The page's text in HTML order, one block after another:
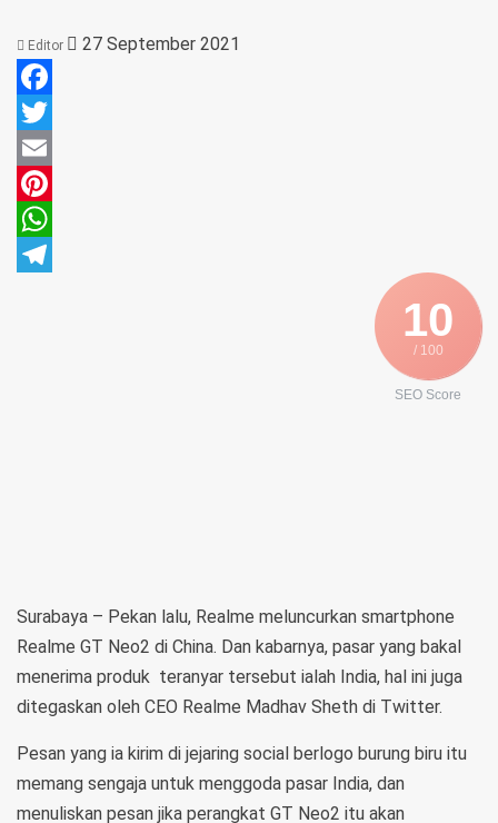
Editor 27 September 2021
Facebook
Twitter
Email
Pinterest
WhatsApp
10
/ 100
SEO Score
Surabaya – Pekan lalu, Realme meluncurkan smartphone
Realme GT Neo2 di China. Dan kabarnya, pasar yang bakal
menerima produk teranyar tersebut ialah India, hal ini juga
ditegaskan oleh CEO Realme Madhav Sheth di Twitter.
Pesan yang ia kirim di jejaring social berlogo burung biru itu
memang sengaja untuk menggoda pasar India, dan
menuliskan pesan jika perangkat GT Neo2 itu akan